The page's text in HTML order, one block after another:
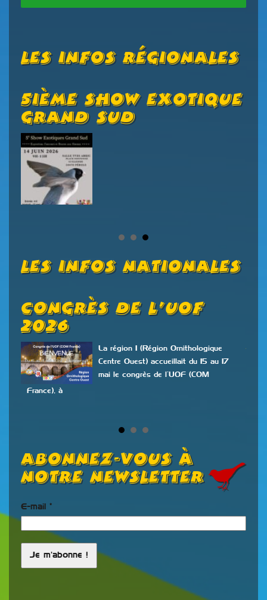
Les Infos Régionales
5ième Show Exotique
Grand Sud
Les Infos Nationales
Congrès De L’UOF
2026
La région 1 (Région Ornithologique
Centre Ouest) accueillait du 15 au 17
mai le congrès de l’UOF (COM
France), à
Abonnez-vous à
notre newsletter
E-mail *